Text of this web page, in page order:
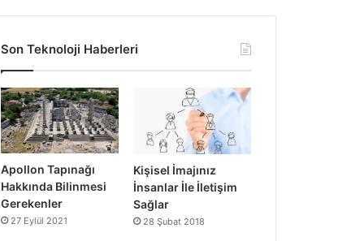
Son Teknoloji Haberleri
Apollon Tapınağı
Hakkında Bilinmesi
Gerekenler
27 Eylül 2021
Kişisel İmajınız
İnsanlar İle İletişim
Sağlar
28 Şubat 2018